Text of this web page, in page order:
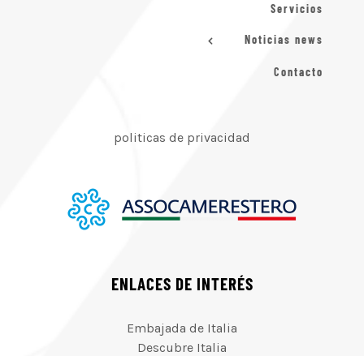
Servicios
Noticias news
Contacto
politicas de privacidad
ENLACES DE INTERÉS
Embajada de Italia
Descubre Italia